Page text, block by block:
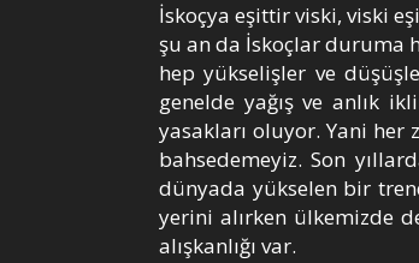
İskoçya eşittir viski, viski
şu an da İskoçlar duruma
hep yükselişler ve
genelde yağış ve anlık
yasakları oluyor. Yani
bahsedemeyiz. Son
dünyada yükselen bir
yerini alırken ülkemizde
alışkanlığı var.